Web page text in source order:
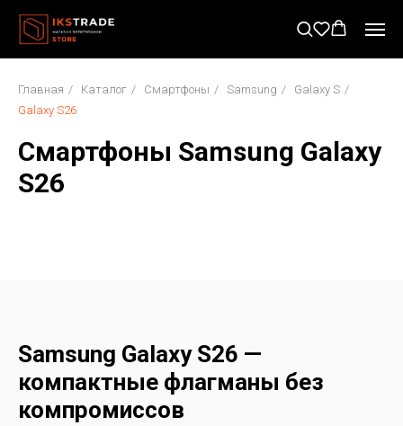
Главная / Каталог / Смартфоны / Samsung / Galaxy S /
Galaxy S26
Смартфоны Samsung Galaxy
S26
Samsung Galaxy S26 —
компактные флагманы без
компромиссов